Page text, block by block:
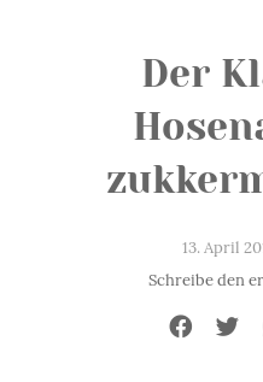
Der
13. April
Schreibe den